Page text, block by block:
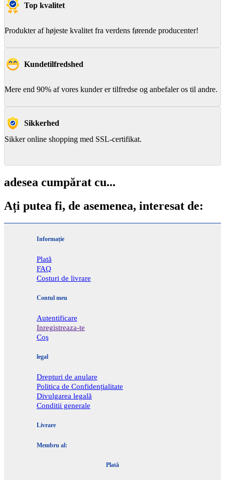
Top kvalitet
Produkter af højeste kvalitet fra verdens førende producenter!
Kundetilfredshed
Mere end 90% af vores kunder er tilfredse og anbefaler os til andre.
Sikkerhed
Sikker online shopping med SSL-certifikat.
adesea cumpărat cu...
Ați putea fi, de asemenea, interesat de:
Informație
Plată
FAQ
Costuri de livrare
Contul meu
Autentificare
Inregistreaza-te
Coş
legal
Drepturi de anulare
Politica de Confidențialitate
Divulgarea legală
Conditii generale
Livrare
Membru al:
Plată